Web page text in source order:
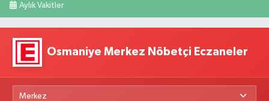
Aylık Vakitler
Osmaniye Merkez Nöbetçi Eczaneler